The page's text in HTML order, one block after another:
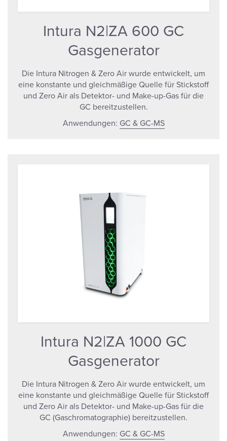
Intura N2|ZA 600 GC
Gasgenerator
Die Intura Nitrogen & Zero Air wurde entwickelt, um
eine konstante und gleichmäßige Quelle für Stickstoff
und Zero Air als Detektor- und Make-up-Gas für die
GC bereitzustellen.
Anwendungen: GC & GC-MS
Intura N2|ZA 1000 GC
Gasgenerator
Die Intura Nitrogen & Zero Air wurde entwickelt, um
eine konstante und gleichmäßige Quelle für Stickstoff
und Zero Air als Detektor- und Make-up-Gas für die
GC (Gaschromatographie) bereitzustellen.
Anwendungen: GC & GC-MS